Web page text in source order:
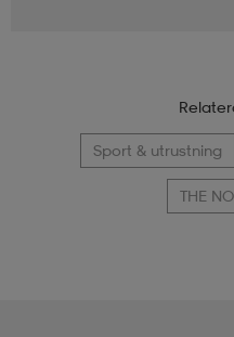
Sport & utrustning
THE